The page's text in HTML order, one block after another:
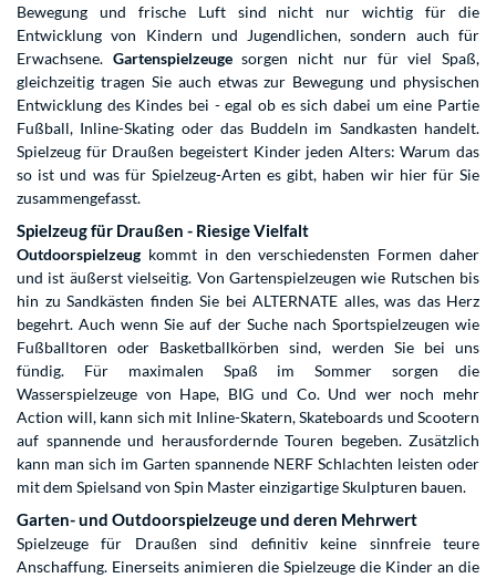
Bewegung und frische Luft sind nicht nur wichtig für die
Entwicklung von Kindern und Jugendlichen, sondern auch für
Erwachsene. Gartenspielzeugesorgen nicht nur für viel Spaß,
gleichzeitig tragen Sie auch etwas zur Bewegung und physischen
Entwicklung des Kindes bei - egal ob es sich dabei um eine Partie
Fußball, Inline-Skating oder das Buddeln im Sandkasten handelt.
Spielzeug für Draußen begeistert Kinder jeden Alters: Warum das
so ist und was für Spielzeug-Arten es gibt, haben wir hier für Sie
zusammengefasst.
Spielzeug für Draußen - Riesige Vielfalt
Outdoorspielzeug kommt in den verschiedensten Formen daher
und ist äußerst vielseitig. Von Gartenspielzeugen wie Rutschen bis
hin zu Sandkästen finden Sie bei ALTERNATE alles, was das Herz
begehrt. Auch wenn Sie auf der Suche nach Sportspielzeugen wie
Fußballtoren oder Basketballkörben sind, werden Sie bei uns
fündig. Für maximalen Spaß im Sommer sorgen die
Wasserspielzeuge von Hape, BIG und Co. Und wer noch mehr
Action will, kann sich mit Inline-Skatern, Skateboards und Scootern
auf spannende und herausfordernde Touren begeben. Zusätzlich
kann man sich im Garten spannende NERF Schlachten leisten oder
mit dem Spielsand von Spin Master einzigartige Skulpturen bauen.
Garten- und Outdoorspielzeuge und deren Mehrwert
Spielzeuge für Draußen sind definitiv keine sinnfreie teure
Anschaffung. Einerseits animieren die Spielzeuge die Kinder an die